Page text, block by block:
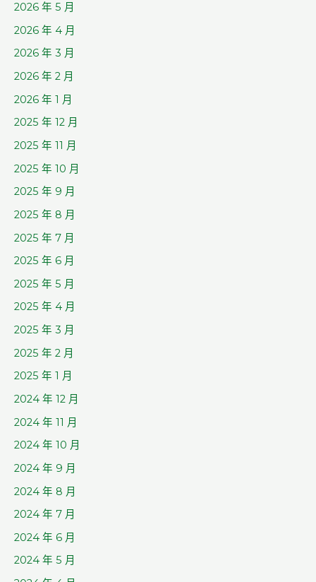
2026 年 5 月
2026 年 4 月
2026 年 3 月
2026 年 2 月
2026 年 1 月
2025 年 12 月
2025 年 11 月
2025 年 10 月
2025 年 9 月
2025 年 8 月
2025 年 7 月
2025 年 6 月
2025 年 5 月
2025 年 4 月
2025 年 3 月
2025 年 2 月
2025 年 1 月
2024 年 12 月
2024 年 11 月
2024 年 10 月
2024 年 9 月
2024 年 8 月
2024 年 7 月
2024 年 6 月
2024 年 5 月